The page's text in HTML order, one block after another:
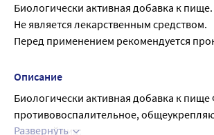
Биологически активная добавка к пище.
Не является лекарственным средством.
Перед применением рекомендуется
Описание
Биологически активная добавка к
противовоспалительное,
Внешний вид:
Развернуть